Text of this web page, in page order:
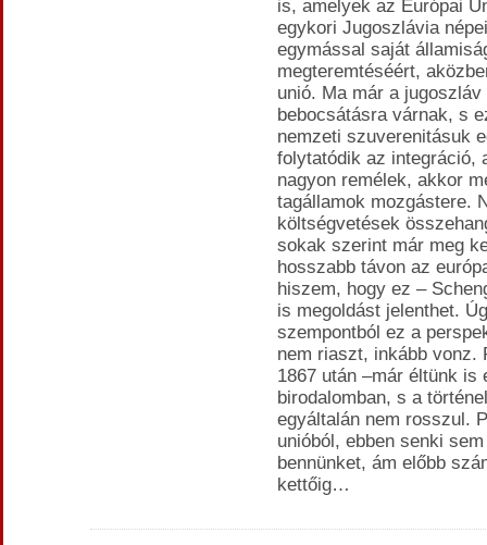
is, amelyek az Európai
egykori Jugoszlávia
egymással saját
megteremtéséért,
unió. Ma már a
bebocsátásra várnak, s
nemzeti szuverenitásuk
folytatódik az integráció,
nagyon remélek, akkor
tagállamok mozgástere.
költségvetések
sokak szerint már meg
hosszabb távon az
hiszem, hogy ez –
is megoldást jelenthet.
szempontból ez a
nem riaszt, inkább vonz.
1867 után –már éltünk is
birodalomban, s a
egyáltalán nem rosszul.
unióból, ebben senki
bennünket, ám előbb
kettőig…